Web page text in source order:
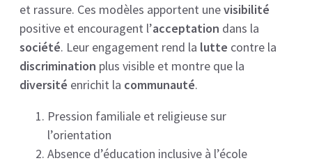
et rassure. Ces modèles apportent unevisibilité
positive et encouragent l’acceptation dans la
société. Leur engagement rend la lutte contre la
discrimination plus visible et montre que la
diversité enrichit la communauté.
Pression familiale et religieuse sur
l’orientation
Absence d’éducation inclusive à l’école